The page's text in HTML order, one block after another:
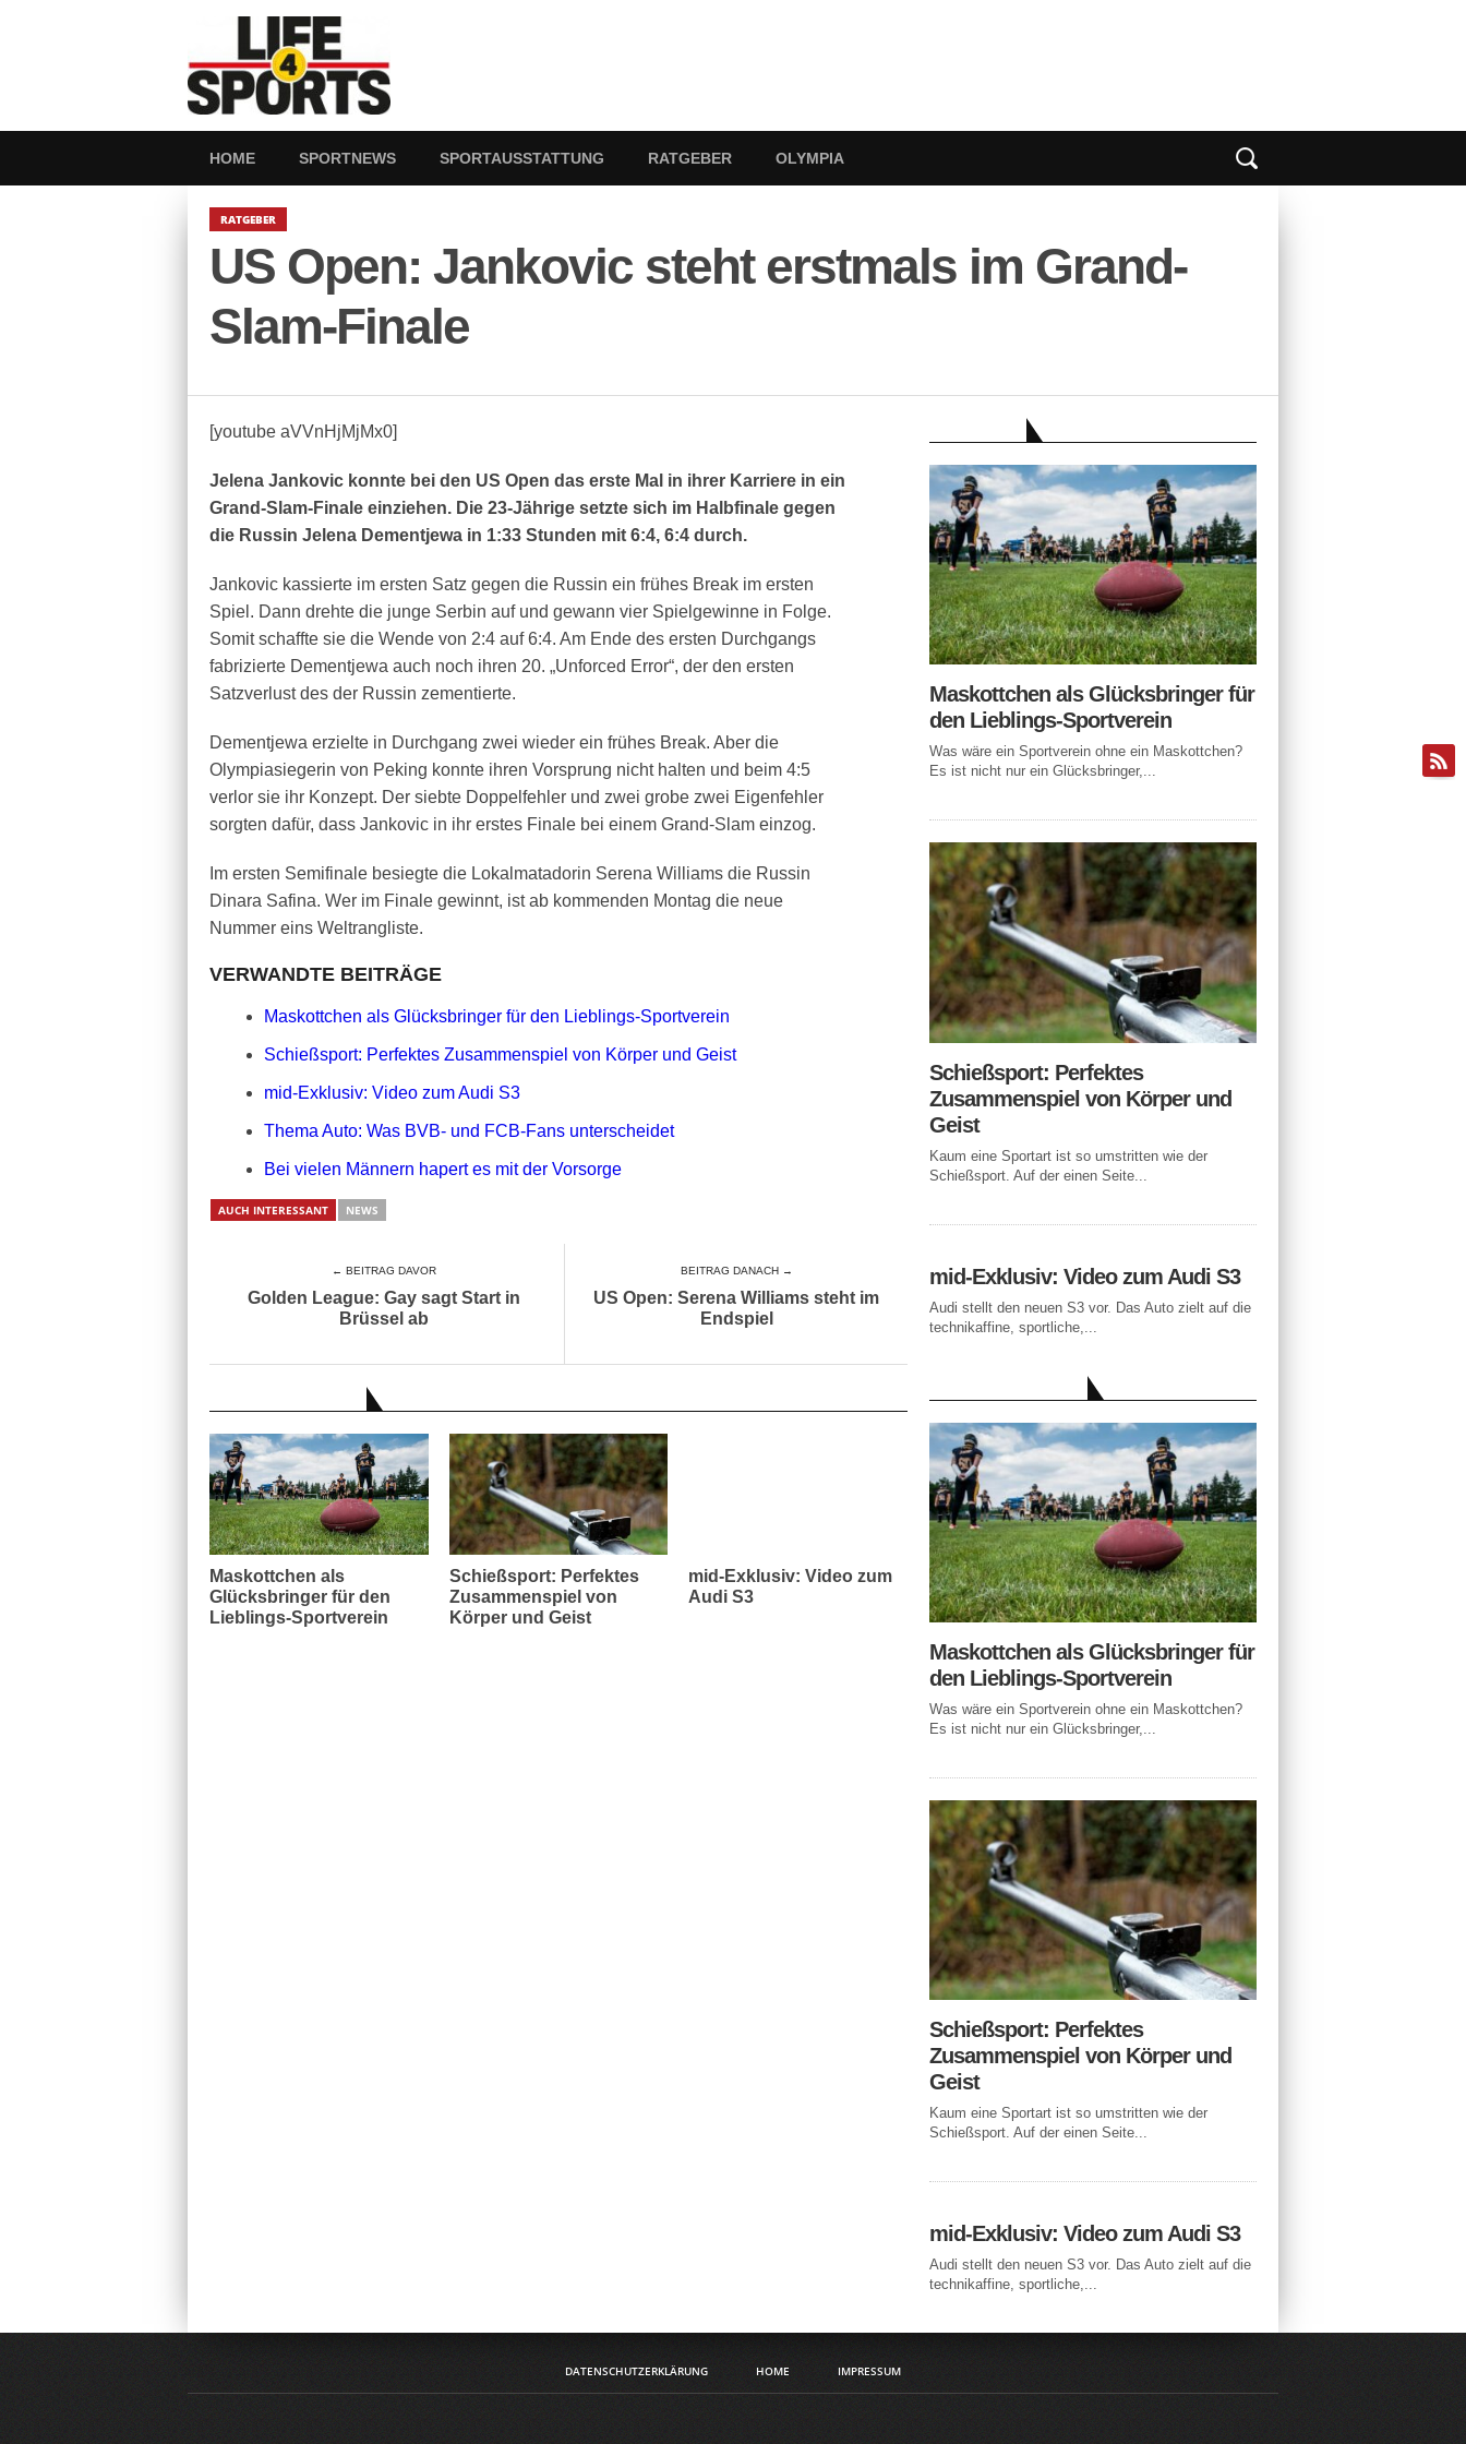
HOME SPORTNEWS SPORTAUSSTATTUNG RATGEBER OLYMPIA
RATGEBER
US Open: Jankovic steht erstmals im Grand-
Slam-Finale
[youtube aVVnHjMjMx0]
Jelena Jankovic konnte bei den US Open das erste Mal in ihrer Karriere in ein
Grand-Slam-Finale einziehen. Die 23-Jährige setzte sich im Halbfinale gegen
die Russin Jelena Dementjewa in 1:33 Stunden mit 6:4, 6:4 durch.
Jankovic kassierte im ersten Satz gegen die Russin ein frühes Break im ersten
Spiel. Dann drehte die junge Serbin auf und gewann vier Spielgewinne in Folge.
Somit schaffte sie die Wende von 2:4 auf 6:4. Am Ende des ersten Durchgangs
fabrizierte Dementjewa auch noch ihren 20. „Unforced Error“, der den ersten
Satzverlust des der Russin zementierte.
Dementjewa erzielte in Durchgang zwei wieder ein frühes Break. Aber die
Olympiasiegerin von Peking konnte ihren Vorsprung nicht halten und beim 4:5
verlor sie ihr Konzept. Der siebte Doppelfehler und zwei grobe zwei Eigenfehler
sorgten dafür, dass Jankovic in ihr erstes Finale bei einem Grand-Slam einzog.
Im ersten Semifinale besiegte die Lokalmatadorin Serena Williams die Russin
Dinara Safina. Wer im Finale gewinnt, ist ab kommenden Montag die neue
Nummer eins Weltrangliste.
VERWANDTE BEITRÄGE
Maskottchen als Glücksbringer für den Lieblings-Sportverein
Schießsport: Perfektes Zusammenspiel von Körper und Geist
mid-Exklusiv: Video zum Audi S3
Thema Auto: Was BVB- und FCB-Fans unterscheidet
Bei vielen Männern hapert es mit der Vorsorge
AUCH INTERESSANT NEWS
← BEITRAG DAVOR
Golden League: Gay sagt Start in
Brüssel ab
BEITRAG DANACH →
US Open: Serena Williams steht im
Endspiel
Maskottchen als
Glücksbringer für den
Lieblings-Sportverein
Schießsport: Perfektes
Zusammenspiel von
Körper und Geist
mid-Exklusiv: Video zum
Audi S3
Maskottchen als Glücksbringer für
den Lieblings-Sportverein
Was wäre ein Sportverein ohne ein Maskottchen?
Es ist nicht nur ein Glücksbringer,...
Schießsport: Perfektes
Zusammenspiel von Körper und
Geist
Kaum eine Sportart ist so umstritten wie der
Schießsport. Auf der einen Seite...
mid-Exklusiv: Video zum Audi S3
Audi stellt den neuen S3 vor. Das Auto zielt auf die
technikaffine, sportliche,...
Maskottchen als Glücksbringer für
den Lieblings-Sportverein
Was wäre ein Sportverein ohne ein Maskottchen?
Es ist nicht nur ein Glücksbringer,...
Schießsport: Perfektes
Zusammenspiel von Körper und
Geist
Kaum eine Sportart ist so umstritten wie der
Schießsport. Auf der einen Seite...
mid-Exklusiv: Video zum Audi S3
Audi stellt den neuen S3 vor. Das Auto zielt auf die
technikaffine, sportliche,...
DATENSCHUTZERKLÄRUNG HOME IMPRESSUM